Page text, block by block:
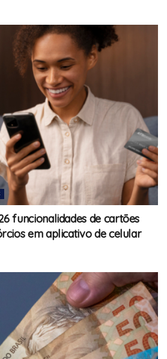
funcionalidades de cartões
em aplicativo de celular